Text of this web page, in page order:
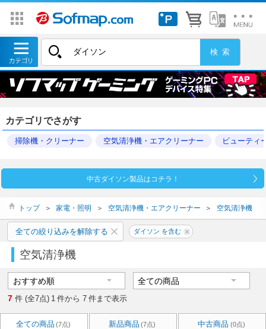
カテゴリでさがす
掃除機・クリーナー 空気清浄機・エアクリーナー ビューティ
中古ダイソン製品はコチラ！
トップ ＞ 家電・照明 ＞ 空気清浄機・エアクリーナー ＞ 空気清浄機
全ての絞り込みを解除する ダイソン を含む
空気清浄機
7 件 (全7点) 1 件から 7 件まで表示
全ての商品 (7点) 新品商品 (7点) 中古商品 (0点)